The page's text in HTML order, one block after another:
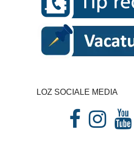
LOZ SOCIALE MEDIA